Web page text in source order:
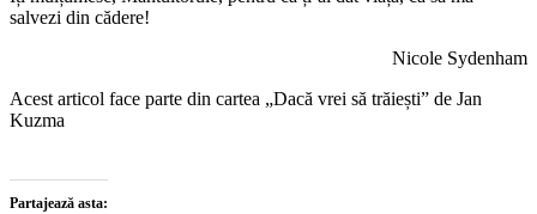
salvezi din cădere!
Nicole Sydenham
Acest articol face parte din cartea „Dacă vrei să trăiești” de Jan
Kuzma
Partajează asta: